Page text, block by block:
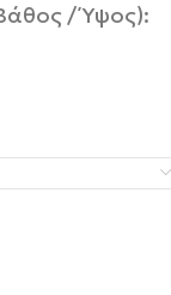
/ Ύψος):